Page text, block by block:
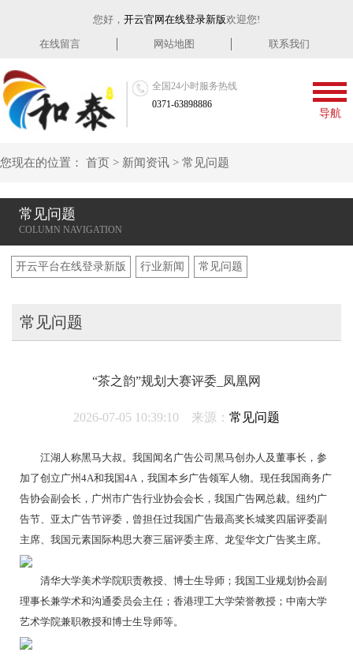
您好， 开云官网在线登录新版欢迎您!
在线留言 网站地图 联系我们
全国24小时服务热线
0371-63898886
导航
您现在的位置： 首页 > 新闻资讯 > 常见问题
常见问题
开云平台在线登录新版 行业新闻 常见问题
常见问题
“茶之韵”规划大赛评委_凤凰网
2026-07-05 10:39:10 来源： 常见问题
江湖人称黑马大叔。我国闻名广告公司黑马创办人及董事长，参
加了创立广州4A和我国4A，我国本乡广告领军人物。现任我国商务广
告协会副会长，广州市广告行业协会会长，我国广告网总裁。纽约广
告节、亚太广告节评委，曾担任过我国广告最高奖长城奖四届评委副
主席、我国元素国际构思大赛三届评委主席、龙玺华文广告奖主席。
清华大学美术学院职责教授、博士生导师；我国工业规划协会副
理事长兼学术和沟通委员会主任；香港理工大学荣誉教授；中南大学
艺术学院兼职教授和博士生导师等。